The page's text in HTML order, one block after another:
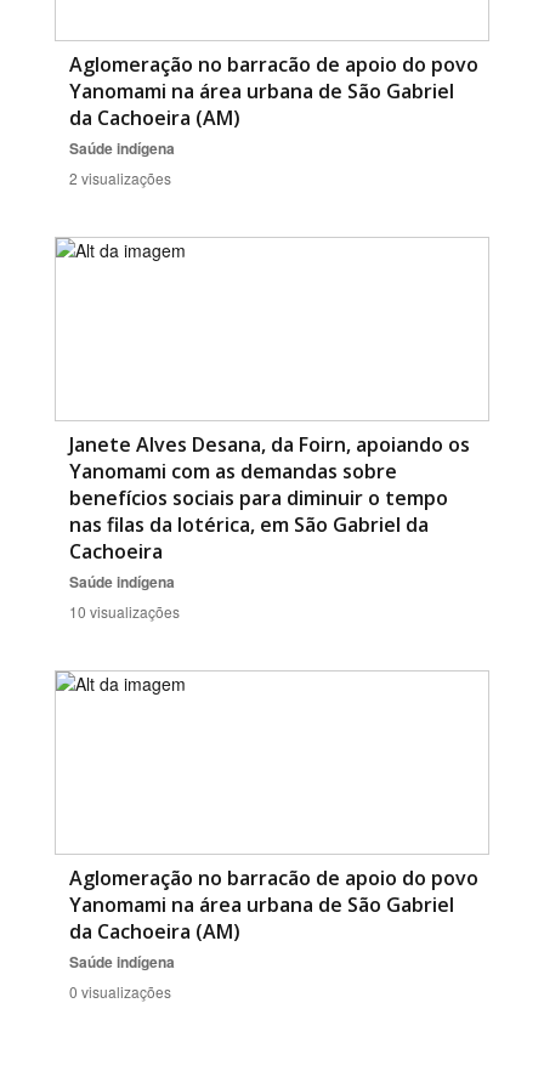
Aglomeração no barracão de apoio do povo
Yanomami na área urbana de São Gabriel
da Cachoeira (AM)
Saúde indígena
2 visualizações
Janete Alves Desana, da Foirn, apoiando os
Yanomami com as demandas sobre
benefícios sociais para diminuir o tempo
nas filas da lotérica, em São Gabriel da
Cachoeira
Saúde indígena
10 visualizações
Aglomeração no barracão de apoio do povo
Yanomami na área urbana de São Gabriel
da Cachoeira (AM)
Saúde indígena
0 visualizações